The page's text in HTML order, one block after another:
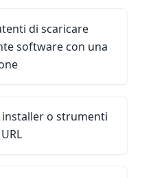
di scaricare
software con una
installer o strumenti